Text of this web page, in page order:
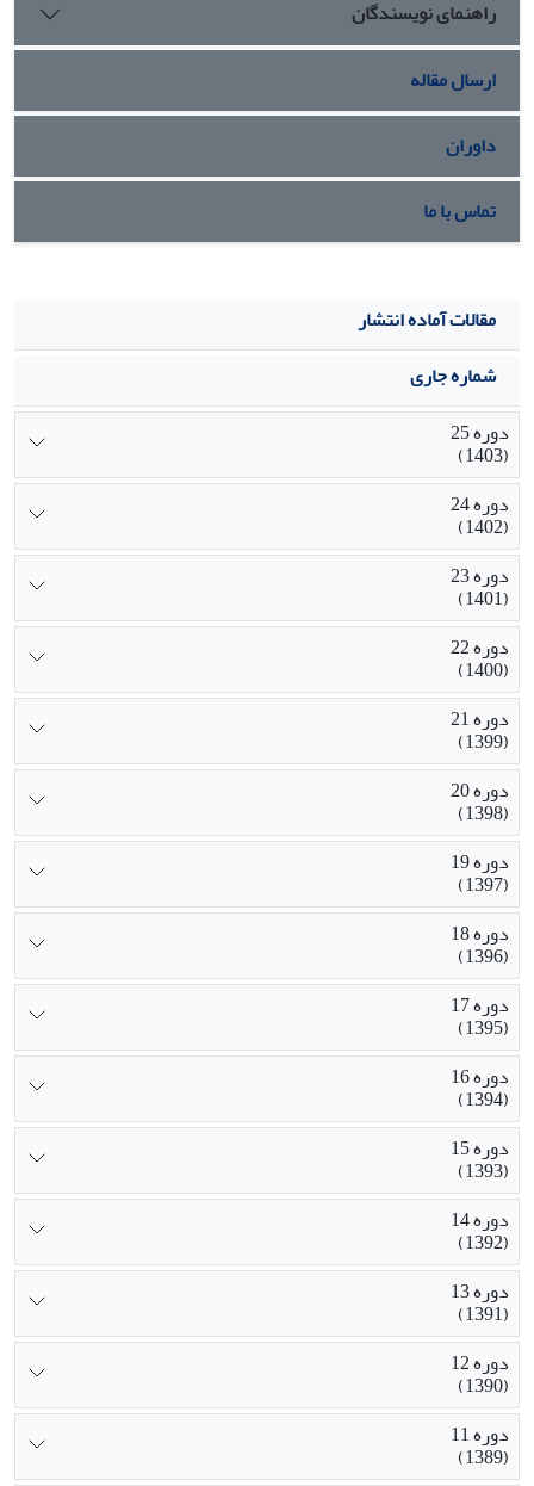
مزاحمت‌ها سکوت اختیار کنند که این یافته نیز با نتایج
مصاحبه‌هاى کیفى منطبق بود.
راهنمای نویسندگان
ارسال مقاله
داوران
تماس با ما
مقالات آماده انتشار
شماره جاری
دوره 25
(1403)
دوره 24
(1402)
دوره 23
(1401)
دوره 22
(1400)
دوره 21
(1399)
دوره 20
(1398)
دوره 19
(1397)
دوره 18
(1396)
دوره 17
(1395)
دوره 16
(1394)
دوره 15
(1393)
دوره 14
(1392)
دوره 13
(1391)
دوره 12
(1390)
دوره 11
(1389)